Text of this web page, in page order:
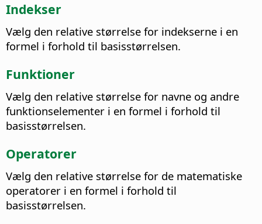
Indekser
Vælg den relative størrelse for indekserne i en
formel i forhold til basisstørrelsen.
Funktioner
Vælg den relative størrelse for navne og andre
funktionselementer i en formel i forhold til
basisstørrelsen.
Operatorer
Vælg den relative størrelse for de matematiske
operatorer i en formel i forhold til
basisstørrelsen.